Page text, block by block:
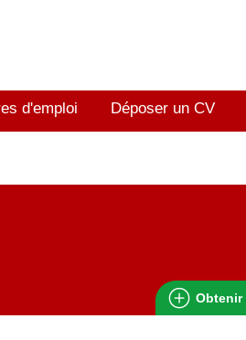
d'emploi Déposer un CV
Obtenir